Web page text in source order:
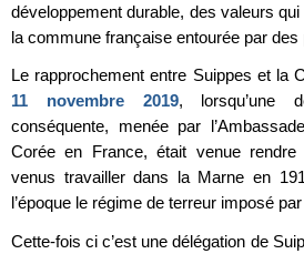
développement durable, des valeurs
la commune française entourée par
Le rapprochement entre Suippes et la
11 novembre 2019, lorsqu’une
conséquente, menée par
Corée en France, était venue rendre
venus travailler dans la Marne en
l’époque le régime de terreur imposé
Cette-fois ci c’est une délégation de